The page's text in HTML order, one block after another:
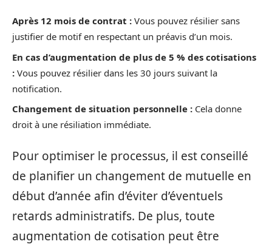
Après 12 mois de contrat : Vous pouvez résilier sans
justifier de motif en respectant un préavis d’un mois.
En cas d’augmentation de plus de 5 % des cotisations
: Vous pouvez résilier dans les 30 jours suivant la
notification.
Changement de situation personnelle : Cela donne
droit à une résiliation immédiate.
Pour optimiser le processus, il est conseillé
de planifier un changement de mutuelle en
début d’année afin d’éviter d’éventuels
retards administratifs. De plus, toute
augmentation de cotisation peut être